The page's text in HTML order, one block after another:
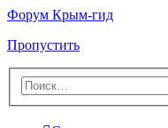
Форум Крым-гид
Пропустить